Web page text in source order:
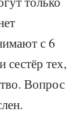
с 6
сестёр тех,
Вопрос